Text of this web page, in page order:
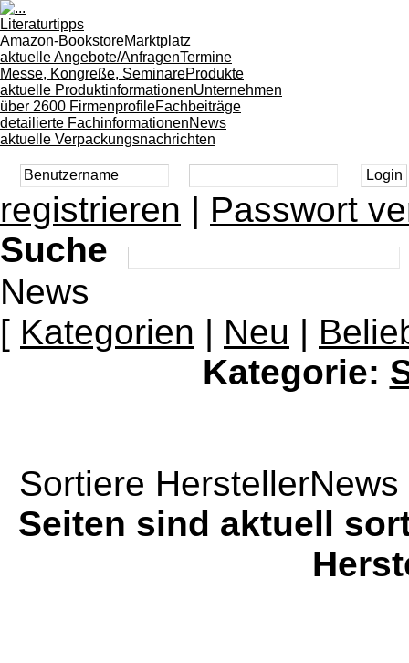
Literaturtipps
Amazon-BookstoreMarktplatz
aktuelle Angebote/AnfragenTermine
Messe, Kongreße, SeminareProdukte
aktuelle ProduktinformationenUnternehmen
über 2600 FirmenprofileFachbeiträge
detailierte FachinformationenNews
aktuelle Verpackungsnachrichten
registrieren | Passwort
Suche
News
[ Kategorien | Neu |
Kategorie:
Sortiere
Seiten sind aktuell